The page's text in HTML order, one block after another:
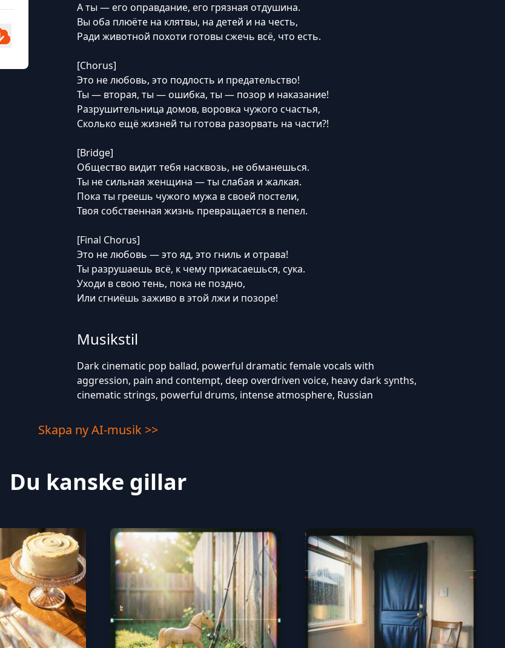
А ты — его оправдание, его грязная отдушина.
Вы оба плюёте на клятвы, на детей и на честь,
Ради животной похоти готовы сжечь всё, что есть.
[Chorus]
Это не любовь, это подлость и предательство!
Ты — вторая, ты — ошибка, ты — позор и наказание!
Разрушительница домов, воровка чужого счастья,
Сколько ещё жизней ты готова разорвать на части?!
[Bridge]
Общество видит тебя насквозь, не обманешься.
Ты не сильная женщина — ты слабая и жалкая.
Пока ты греешь чужого мужа в своей постели,
Твоя собственная жизнь превращается в пепел.
[Final Chorus]
Это не любовь — это яд, это гниль и отрава!
Ты разрушаешь всё, к чему прикасаешься, сука.
Уходи в свою тень, пока не поздно,
Или сгниёшь заживо в этой лжи и позоре!
Musikstil
Dark cinematic pop ballad, powerful dramatic female vocals with
aggression, pain and contempt, deep overdriven voice, heavy dark synths,
cinematic strings, powerful drums, intense atmosphere, Russian
Skapa ny AI-musik >>
Du kanske gillar